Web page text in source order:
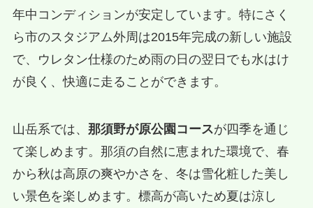
年中コンディションが安定しています。特にさく
ら市のスタジアム外周は2015年完成の新しい施設
で、ウレタン仕様のため雨の日の翌日でも水はけ
が良く、快適に走ることができます。
山岳系では、 那須野が原公園コースが四季を通じ
て楽しめます。那須の自然に恵まれた環境で、春
から秋は高原の爽やかさを、冬は雪化粧した美し
い景色を楽しめます。標高が高いため夏は涼し